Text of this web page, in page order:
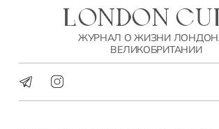
LONDON
ЖУРНАЛ О ЖИЗНИ
ВЕЛИКОБРИТАНИИ